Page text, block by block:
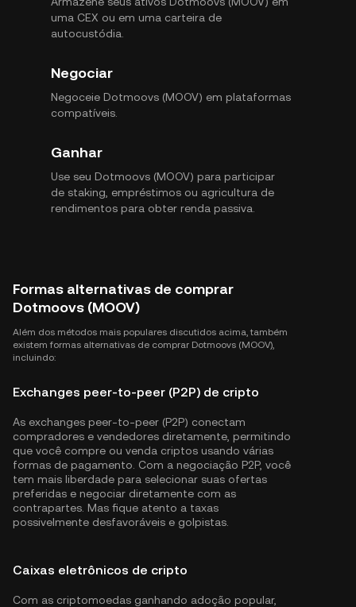
uma CEX ou em uma carteira de
autocustódia.
Negociar
Negoceie Dotmoovs (MOOV) em plataformas
compatíveis.
Ganhar
Use seu Dotmoovs (MOOV) para participar
de staking, empréstimos ou agricultura de
rendimentos para obter renda passiva.
Formas alternativas de comprar
Dotmoovs (MOOV)
Além dos métodos mais populares discutidos acima, também
existem formas alternativas de comprar Dotmoovs (MOOV),
incluindo:
Exchanges peer-to-peer (P2P) de cripto
As exchanges peer-to-peer (P2P) conectam
compradores e vendedores diretamente, permitindo
que você compre ou venda criptos usando várias
formas de pagamento. Com a negociação P2P, você
tem mais liberdade para selecionar suas ofertas
preferidas e negociar diretamente com as
contrapartes. Mas fique atento a taxas
possivelmente desfavoráveis e golpistas.
Caixas eletrônicos de cripto
Com as criptomoedas ganhando adoção popular,